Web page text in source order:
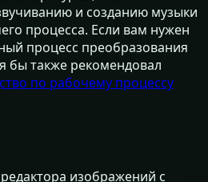
и созданию музыки
процесса. Если вам нужен
процесс преобразования
бы также рекомендовал
по рабочему процессу
изображений с